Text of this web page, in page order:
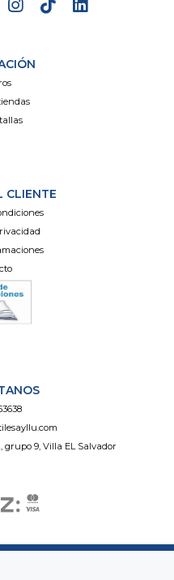
CLIENTE
grupo 9, Villa EL Salvador